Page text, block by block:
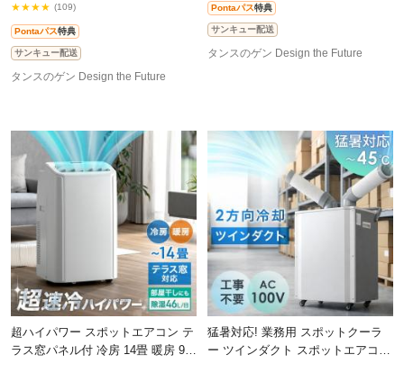
★★★★ (109)
Pontaパス特典
サンキュー配送
タンスのゲン Design the Future
Pontaパス特典
サンキュー配送
タンスのゲン Design the Future
超ハイパワー スポットエアコン テ
ラス窓パネル付 冷房 14畳 暖房 9畳
猛暑対応! 業務用 スポットクーラ
ー ツインダクト スポットエアコン